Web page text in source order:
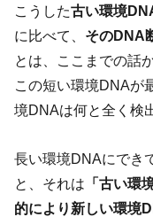
こうした古い環境
に比べて、 そのDNA
とは、ここまでの話
この短い環境DNAが
境DNAは何と全く検
長い環境DNAにでき
と、それは 「古い環
的により新しい環境